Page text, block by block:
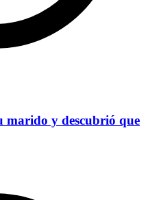
marido y descubrió que